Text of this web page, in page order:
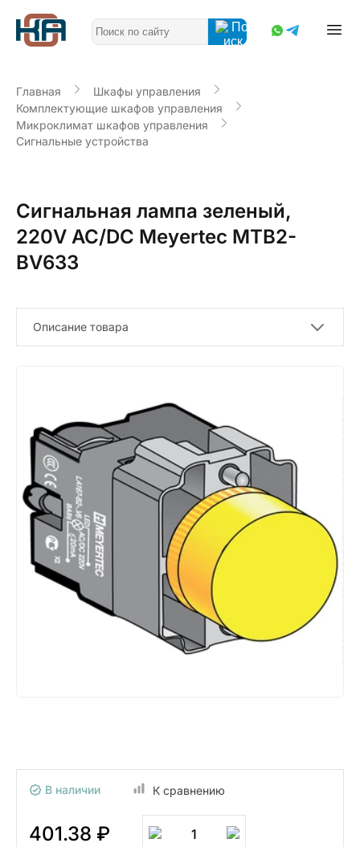
Главная
Шкафы управления
Комплектующие шкафов управления
Микроклимат шкафов управления
Сигнальные устройства
Сигнальная лампа зеленый,
220V AC/DC Meyertec MTB2-
BV633
Описание товара
В наличии К сравнению
401.38 ₽ 1